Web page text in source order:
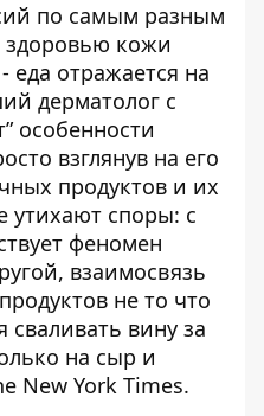
по самым разным
здоровью кожи
еда отражается на
дерматолог с
особенности
взглянув на его
продуктов и их
утихают споры: с
феномен
взаимосвязь
не то что
сваливать вину за
на сыр и
New York Times.